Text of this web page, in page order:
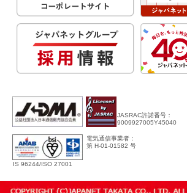
JASRAC許諾番号：
9009927005Y45040
IS 96244/ISO 27001
電気通信事業者：
第 H-01-01582 号